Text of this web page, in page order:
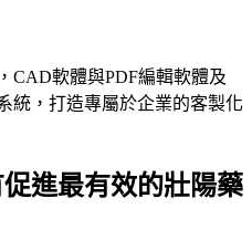
CAD軟體與PDF編輯軟體及
統，打造專屬於企業的客製化
進最有效的壯陽藥